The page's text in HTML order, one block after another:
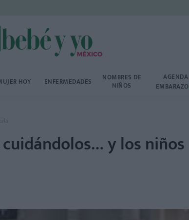
HOY ENFERMEDADES NOMBRES DE
NIÑOS
AGENDA
EMBARAZO
y los niños